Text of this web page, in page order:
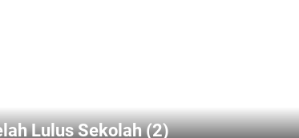
Lulus Sekolah (2)